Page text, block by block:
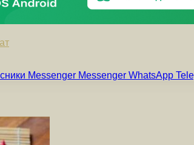
Messenger Messenger WhatsApp